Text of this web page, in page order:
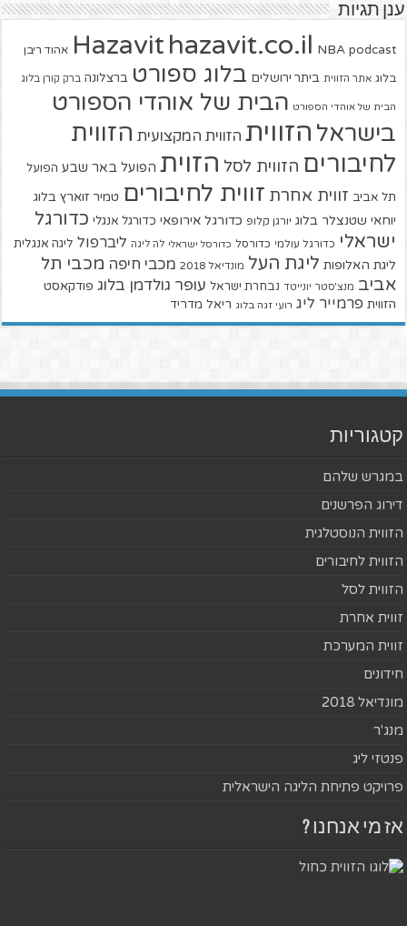
ענן תגיות
Hazavit hazavit.co.il NBA podcast אהוד ריבן
בלוג אתר הזווית ביתר ירושלים בלוג ספורט ברצלונה ברק קורן בלוג
הבית של אוהדי הספורט הבית של אוהדי הספורט
בישראל הזווית הזווית המקצועית הזווית
לחיבורים הזווית לסל הזוית הפועל באר שבע הפועל
תל אביב זווית אחרת זווית לחיבורים טמיר זוארץ בלוג
יוחאי שטנצלר בלוג יורגן קלופ כדורגל אירופאי כדורגל אנגלי כדורגל
ישראלי כדורגל עולמי כדורסל כדורסל ישראלי לה ליגה ליברפול ליגה אנגלית
ליגת האלופות ליגת העל מונדיאל 2018 מכבי חיפה מכבי תל
אביב מנצ'סטר יונייטד נבחרת ישראל עופר גולדמן בלוג פודקאסט
הזווית פרמייר ליג רועי זגה בלוג ריאל מדריד
קטגוריות
במגרש שלהם
דירוג הפרשנים
הזווית הנוסטלגית
הזווית לחיבורים
הזווית לסל
זווית אחרת
זווית המערכת
חידונים
מונדיאל 2018
מנג'ר
פנטזי ליג
פרויקט פתיחת הליגה הישראלית
אז מי אנחנו ?